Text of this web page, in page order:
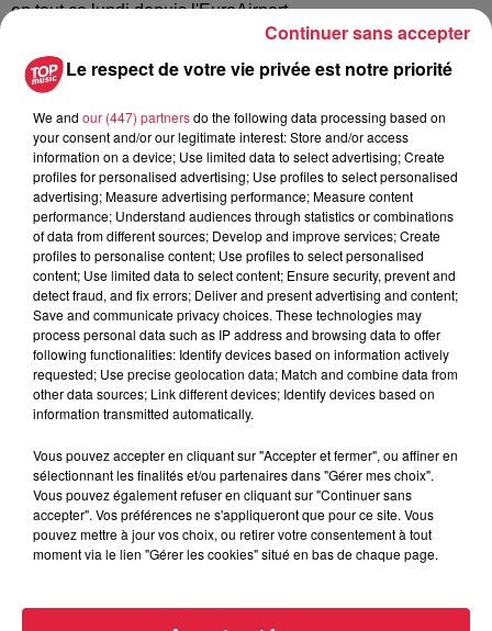
en tout ce lundi depuis l'EuroAirport
La circulation des trains grandes lignes a été suspendue
dans l'ouest du pays, et tout le trafic grandes lignes devrait
être interrompu dans le pays. Les aéroports de Francfort,
Berlin, Munich mais aussi Cologne et Hanovre ont annulé
des décollages et atterrissages.
Dans les écoles
Aux parents qui se demandent s’il faut envoyer leur enfant à
l’école ce lundi, sachez les écoles sont en général ouvertes
(sauf àWilwisheimou à Seltz où l’école sera fermée ce
lundi matin).Dans le Bas-Rhin, la circulation des transports
scolaires a aussi été confirmée dimanche soir dans un
communiqué. En revanche,chez nos voisins de Meurthe
scolaires sont suspendus jusqu'à 12h.
La Ville de Haguneauprécise :"Les écoles sont ouvertes et
assureront l'accueil de vos enfants. Les sorties scolaires de
ce matin sont annulées et les enfants resteront à l'intérieur
Le respect de votre vie privée est notre priorité
We and our (447) partnersdo the following data processing based on
your consent and/or our legitimate interest: Store and/or access
information on a device; Use limited data to select advertising; Create
profiles for personalised advertising; Use profiles to select personalised
advertising; Measure advertising performance; Measure content
performance; Understand audiences through statistics or combinations
of data from different sources; Develop and improve services; Create
profiles to personalise content; Use profiles to select personalised
content; Use limited data to select content; Ensure security, prevent and
detect fraud, and fix errors; Deliver and present advertising and content;
Save and communicate privacy choices. These technologies may
process personal data such as IP address and browsing data to offer
following functionalities: Identify devices based on information actively
requested; Use precise geolocation data; Match and combine data from
other data sources; Link different devices; Identify devices based on
information transmitted automatically.
Vous pouvez accepter en cliquant sur "Accepter et fermer", ou affiner en
sélectionnant les finalités et/ou partenaires dans "Gérer mes choix".
Vous pouvez également refuser en cliquant sur "Continuer sans
accepter". Vos préférences ne s'appliqueront que pour ce site. Vous
pouvez mettre à jour vos choix, ou retirer votre consentement à tout
moment via le lien "Gérer les cookies" situé en bas de chaque page.
Continuer sans accepter